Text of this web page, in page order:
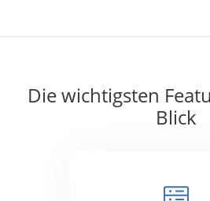
Die wichtigsten
Blick